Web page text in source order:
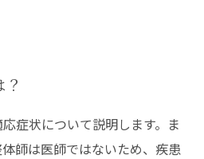
症状について説明します。ま
師は医師ではないため、疾患